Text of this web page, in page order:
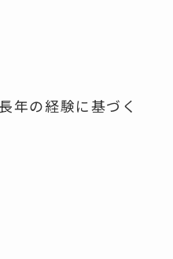
年の経験に基づく